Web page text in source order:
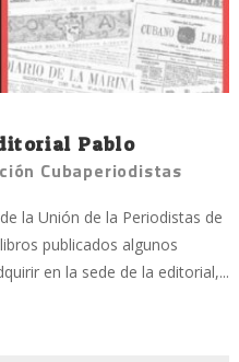
Pablo
Cubaperiodistas
la Unión de la Periodistas de
publicados algunos
en la sede de la editorial,...